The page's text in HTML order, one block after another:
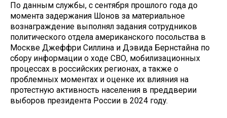
По данным службы, с сентября прошлого года до
момента задержания Шонов за материальное
вознаграждение выполнял задания сотрудников
политического отдела американского посольства в
Москве Джеффри Силлина и Дэвида Бернстайна по
сбору информации о ходе СВО, мобилизационных
процессах в российских регионах, а также о
проблемных моментах и оценке их влияния на
протестную активность населения в преддверии
выборов президента России в 2024 году.